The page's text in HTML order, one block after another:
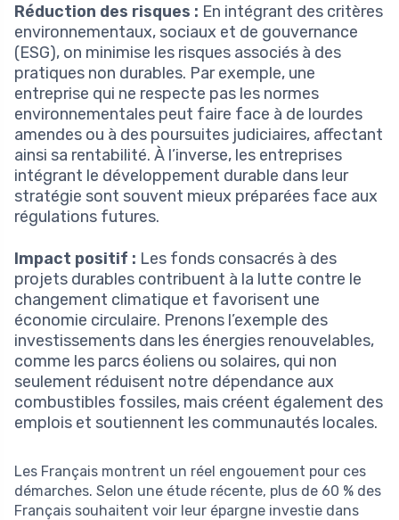
Réduction des risques : En intégrant des critères
environnementaux, sociaux et de gouvernance
(ESG), on minimise les risques associés à des
pratiques non durables. Par exemple, une
entreprise qui ne respecte pas les normes
environnementales peut faire face à de lourdes
amendes ou à des poursuites judiciaires, affectant
ainsi sa rentabilité. À l’inverse, les entreprises
intégrant le développement durable dans leur
stratégie sont souvent mieux préparées face aux
régulations futures.
Impact positif : Les fonds consacrés à des
projets durables contribuent à la lutte contre le
changement climatique et favorisent une
économie circulaire. Prenons l’exemple des
investissements dans les énergies renouvelables,
comme les parcs éoliens ou solaires, qui non
seulement réduisent notre dépendance aux
combustibles fossiles, mais créent également des
emplois et soutiennent les communautés locales.
Les Français montrent un réel engouement pour ces
démarches. Selon une étude récente, plus de 60 % des
Français souhaitent voir leur épargne investie dans